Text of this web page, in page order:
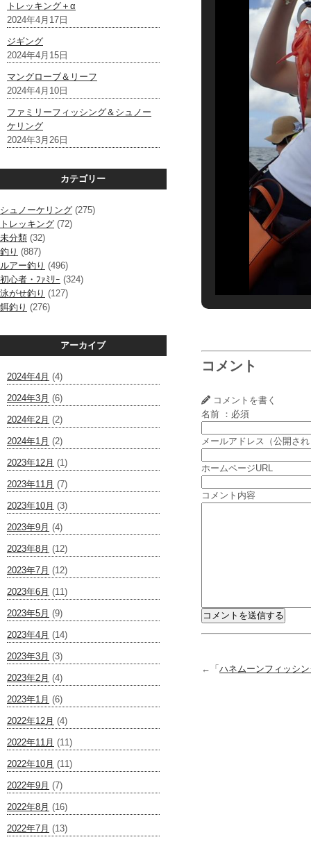
トレッキング＋α
2024年4月17日
ジギング
2024年4月15日
マングローブ＆リーフ
2024年4月10日
ファミリーフィッシング＆シュノー
ケリング
2024年3月26日
カテゴリー
シュノーケリング (275)
トレッキング (72)
未分類 (32)
釣り (887)
ルアー釣り (496)
初心者・ﾌｧﾐﾘｰ (324)
泳がせ釣り (127)
餌釣り (276)
アーカイブ
2024年4月 (4)
2024年3月 (6)
2024年2月 (2)
2024年1月 (2)
2023年12月 (1)
2023年11月 (7)
2023年10月 (3)
2023年9月 (4)
2023年8月 (12)
2023年7月 (12)
2023年6月 (11)
2023年5月 (9)
2023年4月 (14)
2023年3月 (3)
2023年2月 (4)
2023年1月 (6)
2022年12月 (4)
2022年11月 (11)
2022年10月 (11)
2022年9月 (7)
2022年8月 (16)
2022年7月 (13)
コメント
コメントを書く
名前 ：必須
メールアドレス（公開さ
ホームページURL
コメント内容
←「 ハネムーンフィッシ